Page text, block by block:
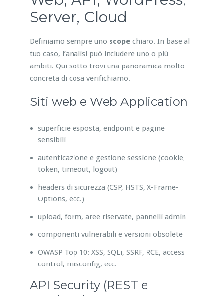
Server, Cloud
Definiamo sempre uno scopechiaro. In base al
tuo caso, l’analisi può includere uno o più
ambiti. Qui sotto trovi una panoramica molto
concreta di cosa verifichiamo.
Siti web e Web Application
superficie esposta, endpoint e pagine
sensibili
autenticazione e gestione sessione (cookie,
token, timeout, logout)
headers di sicurezza (CSP, HSTS, X-Frame-
Options, ecc.)
upload, form, aree riservate, pannelli admin
componenti vulnerabili e versioni obsolete
OWASP Top 10: XSS, SQLi, SSRF, RCE, access
control, misconfig, ecc.
API Security (REST e